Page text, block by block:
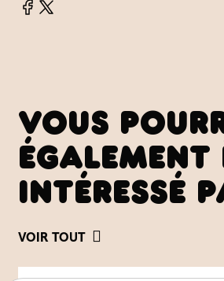
VOUS
ÉGALEMENT
INTÉRESSÉ
VOIR TOUT